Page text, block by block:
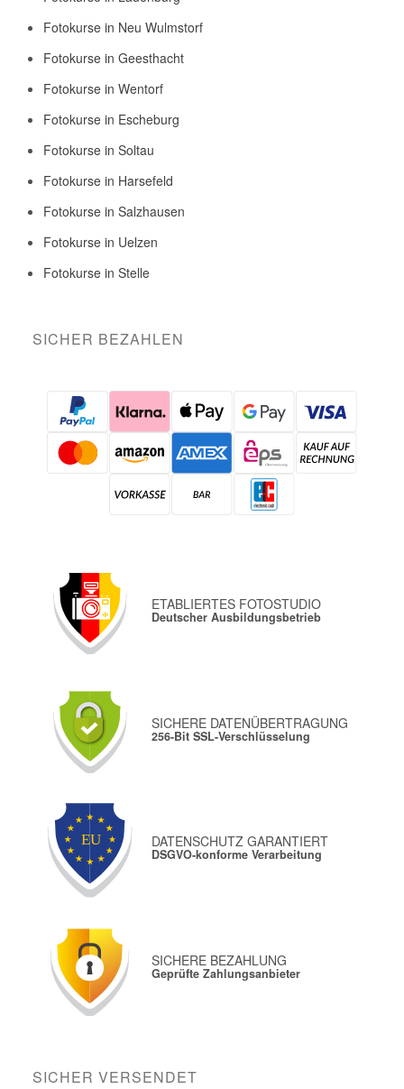
Fotokurse in Neu Wulmstorf
Fotokurse in Geesthacht
Fotokurse in Wentorf
Fotokurse in Escheburg
Fotokurse in Soltau
Fotokurse in Harsefeld
Fotokurse in Salzhausen
Fotokurse in Uelzen
Fotokurse in Stelle
SICHER BEZAHLEN
ETABLIERTES FOTOSTUDIO
Deutscher Ausbildungsbetrieb
SICHERE DATENÜBERTRAGUNG
256-Bit SSL-Verschlüsselung
DATENSCHUTZ GARANTIERT
DSGVO-konforme Verarbeitung
SICHERE BEZAHLUNG
Geprüfte Zahlungsanbieter
SICHER VERSENDET